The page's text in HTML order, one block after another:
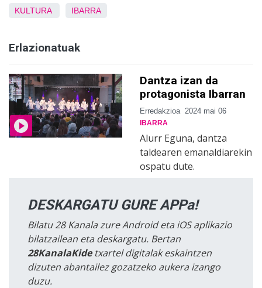
KULTURA IBARRA
Erlazionatuak
Dantza izan da
protagonista Ibarran
Erredakzioa 2024 mai 06
IBARRA
Alurr Eguna, dantza
taldearen emanaldiarekin
ospatu dute.
DESKARGATU GURE APPa!
Bilatu 28 Kanala zure Android eta iOS aplikazio
bilatzailean eta deskargatu. Bertan
28KanalaKidetxartel digitalak eskaintzen
dizuten abantailez gozatzeko aukera izango
duzu.